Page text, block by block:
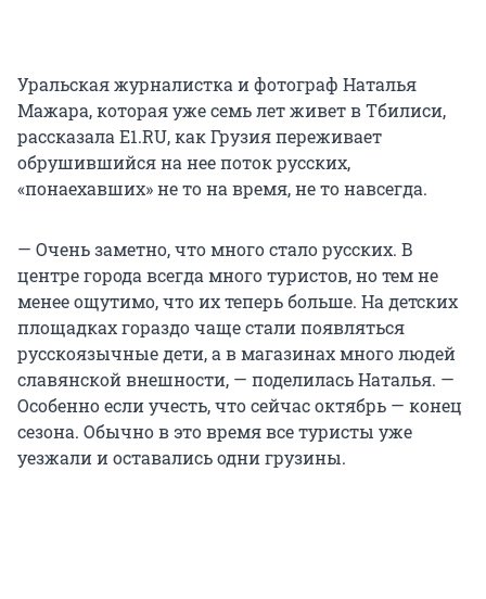
Уральская журналистка и фотограф Наталья
Мажара, которая уже семь лет живет в Тбилиси,
рассказала E1.RU, как Грузия переживает
обрушившийся на нее поток русских,
«понаехавших» не то на время, не то навсегда.
— Очень заметно, что много стало русских. В
центре города всегда много туристов, но тем не
менее ощутимо, что их теперь больше. На детских
площадках гораздо чаще стали появляться
русскоязычные дети, а в магазинах много людей
славянской внешности, — поделилась Наталья. —
Особенно если учесть, что сейчас октябрь — конец
сезона. Обычно в это время все туристы уже
уезжали и оставались одни грузины.